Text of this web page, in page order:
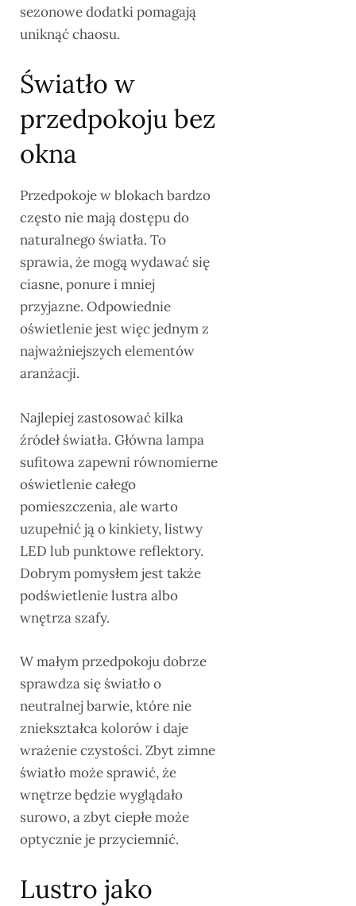
sezonowe dodatki pomagają
uniknąć chaosu.
Światło w
przedpokoju bez
okna
Przedpokoje w blokach bardzo
często nie mają dostępu do
naturalnego światła. To
sprawia, że mogą wydawać się
ciasne, ponure i mniej
przyjazne. Odpowiednie
oświetlenie jest więc jednym z
najważniejszych elementów
aranżacji.
Najlepiej zastosować kilka
źródeł światła. Główna lampa
sufitowa zapewni równomierne
oświetlenie całego
pomieszczenia, ale warto
uzupełnić ją o kinkiety, listwy
LED lub punktowe reflektory.
Dobrym pomysłem jest także
podświetlenie lustra albo
wnętrza szafy.
W małym przedpokoju dobrze
sprawdza się światło o
neutralnej barwie, które nie
zniekształca kolorów i daje
wrażenie czystości. Zbyt zimne
światło może sprawić, że
wnętrze będzie wyglądało
surowo, a zbyt ciepłe może
optycznie je przyciemnić.
Lustro jako